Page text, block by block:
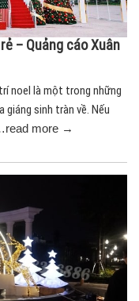
– Quảng cáo Xuân
noel là một trong những
sinh tràn về. Nếu
more →